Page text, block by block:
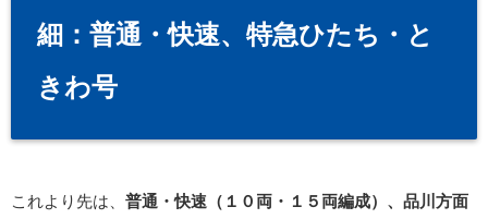
細：普通・快速、特急ひたち・と
きわ号
これより先は、 普通・快速（１０両・１５両編成）、品川方面